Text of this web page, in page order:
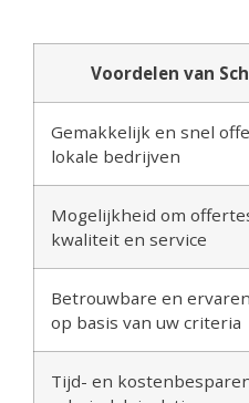
Voordelen van
Gemakkelijk en snel
lokale bedrijven
Mogelijkheid om
kwaliteit en service
Betrouwbare en
op basis van uw criteria
Tijd- en